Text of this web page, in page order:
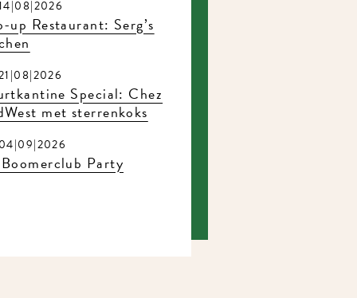
up Restaurant: Serg’s
Special: Chez
met sterrenkoks
Party